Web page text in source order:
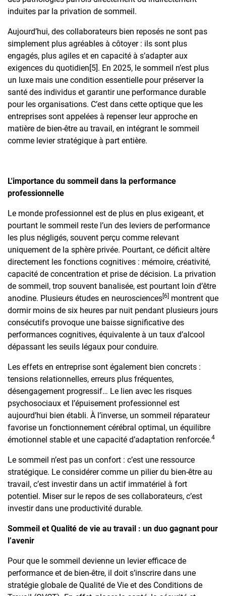
induites par la privation de sommeil.
Aujourd’hui, des collaborateurs bien reposés ne sont pas
simplement plus agréables à côtoyer : ils sont plus
engagés, plus agiles et en capacité à s’adapter aux
exigences du quotidien [5]. En 2025, le sommeil n’est plus
un luxe mais une condition essentielle pour préserver la
santé des individus et garantir une performance durable
pour les organisations. C’est dans cette optique que les
entreprises sont appelées à repenser leur approche en
matière de bien-être au travail, en intégrant le sommeil
comme levier stratégique à part entière.
L'importance du sommeil dans la performance
professionnelle
Le monde professionnel est de plus en plus exigeant, et
pourtant le sommeil reste l’un des leviers de performance
les plus négligés, souvent perçu comme relevant
uniquement de la sphère privée. Pourtant, ce déficit altère
directement les fonctions cognitives : mémoire, créativité,
capacité de concentration et prise de décision. La privation
de sommeil, trop souvent banalisée, est pourtant loin d’être
anodine. Plusieurs études en neurosciences [6] montrent que
dormir moins de six heures par nuit pendant plusieurs jours
consécutifs provoque une baisse significative des
performances cognitives, équivalente à un taux d’alcool
dépassant les seuils légaux pour conduire.
Les effets en entreprise sont également bien concrets :
tensions relationnelles, erreurs plus fréquentes,
désengagement progressif… Le lien avec les risques
psychosociaux et l’épuisement professionnel est
aujourd’hui bien établi. À l’inverse, un sommeil réparateur
favorise un fonctionnement cérébral optimal, un équilibre
émotionnel stable et une capacité d’adaptation renforcée.4
Le sommeil n’est pas un confort : c’est une ressource
stratégique. Le considérer comme un pilier du bien-être au
travail, c’est investir dans un actif immatériel à fort
potentiel. Miser sur le repos de ses collaborateurs, c’est
investir dans une productivité durable.
Sommeil et Qualité de vie au travail : un duo gagnant pour
l’avenir
Pour que le sommeil devienne un levier efficace de
performance et de bien-être, il doit s’inscrire dans une
stratégie globale de Qualité de Vie et des Conditions de